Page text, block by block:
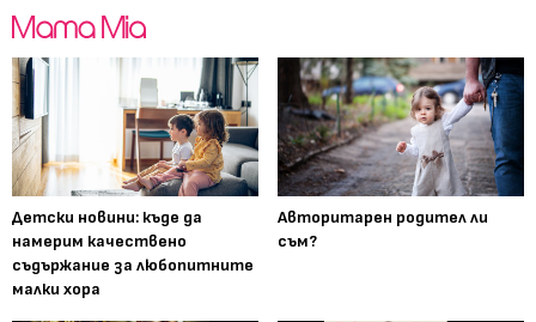
Детски новини: къде да
намерим качествено
съдържание за любопитните
малки хора
Авторитарен родител ли
съм?